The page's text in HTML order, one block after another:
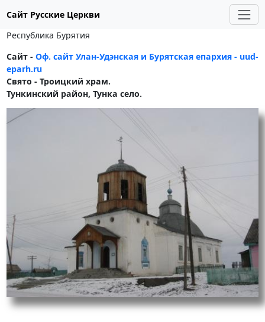
Сайт Русские Церкви
Республика Бурятия
Сайт - Оф. сайт Улан-Удэнская и Бурятская епархия - uud-
eparh.ru
Свято - Троицкий храм.
Тункинский район, Тунка село.